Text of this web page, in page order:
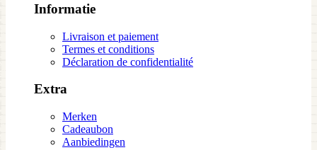
Informatie
Livraison et paiement
Termes et conditions
Déclaration de confidentialité
Extra
Merken
Cadeaubon
Aanbiedingen